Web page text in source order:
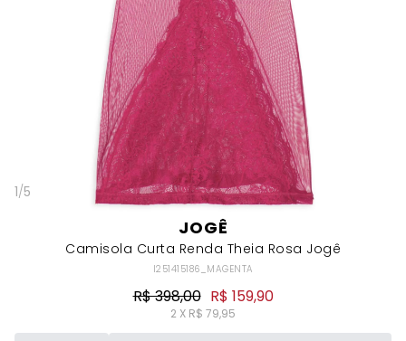
1/5
JOGÊ
Camisola Curta Renda Theia Rosa Jogê
I251415186_MAGENTA
R$ 398,00 R$ 159,90
2 X R$ 79,95